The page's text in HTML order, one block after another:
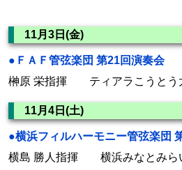
11月3日(金)
●ＦＡＦ管弦楽団 第21回演奏会
榊原 栄指揮 ティアラこうとう
11月4日(土)
●横浜フィルハーモニー管弦楽団
横島 勝人指揮 横浜みなとみら